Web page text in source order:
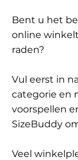
Bent u het
online
raden?
Vul eerst in
categorie en
voorspellen
SizeBuddy
Veel